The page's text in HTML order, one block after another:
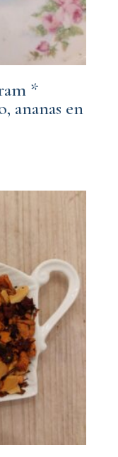
*
ananas en